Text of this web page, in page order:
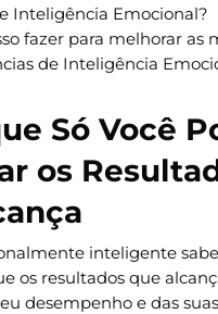
Inteligência Emocional?
fazer para melhorar as
de Inteligência
Só Você
os
inteligente sabe
os resultados que
desempenho e das suas